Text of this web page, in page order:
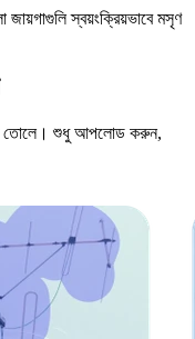
স্বয়ংক্রিয়ভাবে মসৃণ
তোলে। শুধু আপলোড করুন,